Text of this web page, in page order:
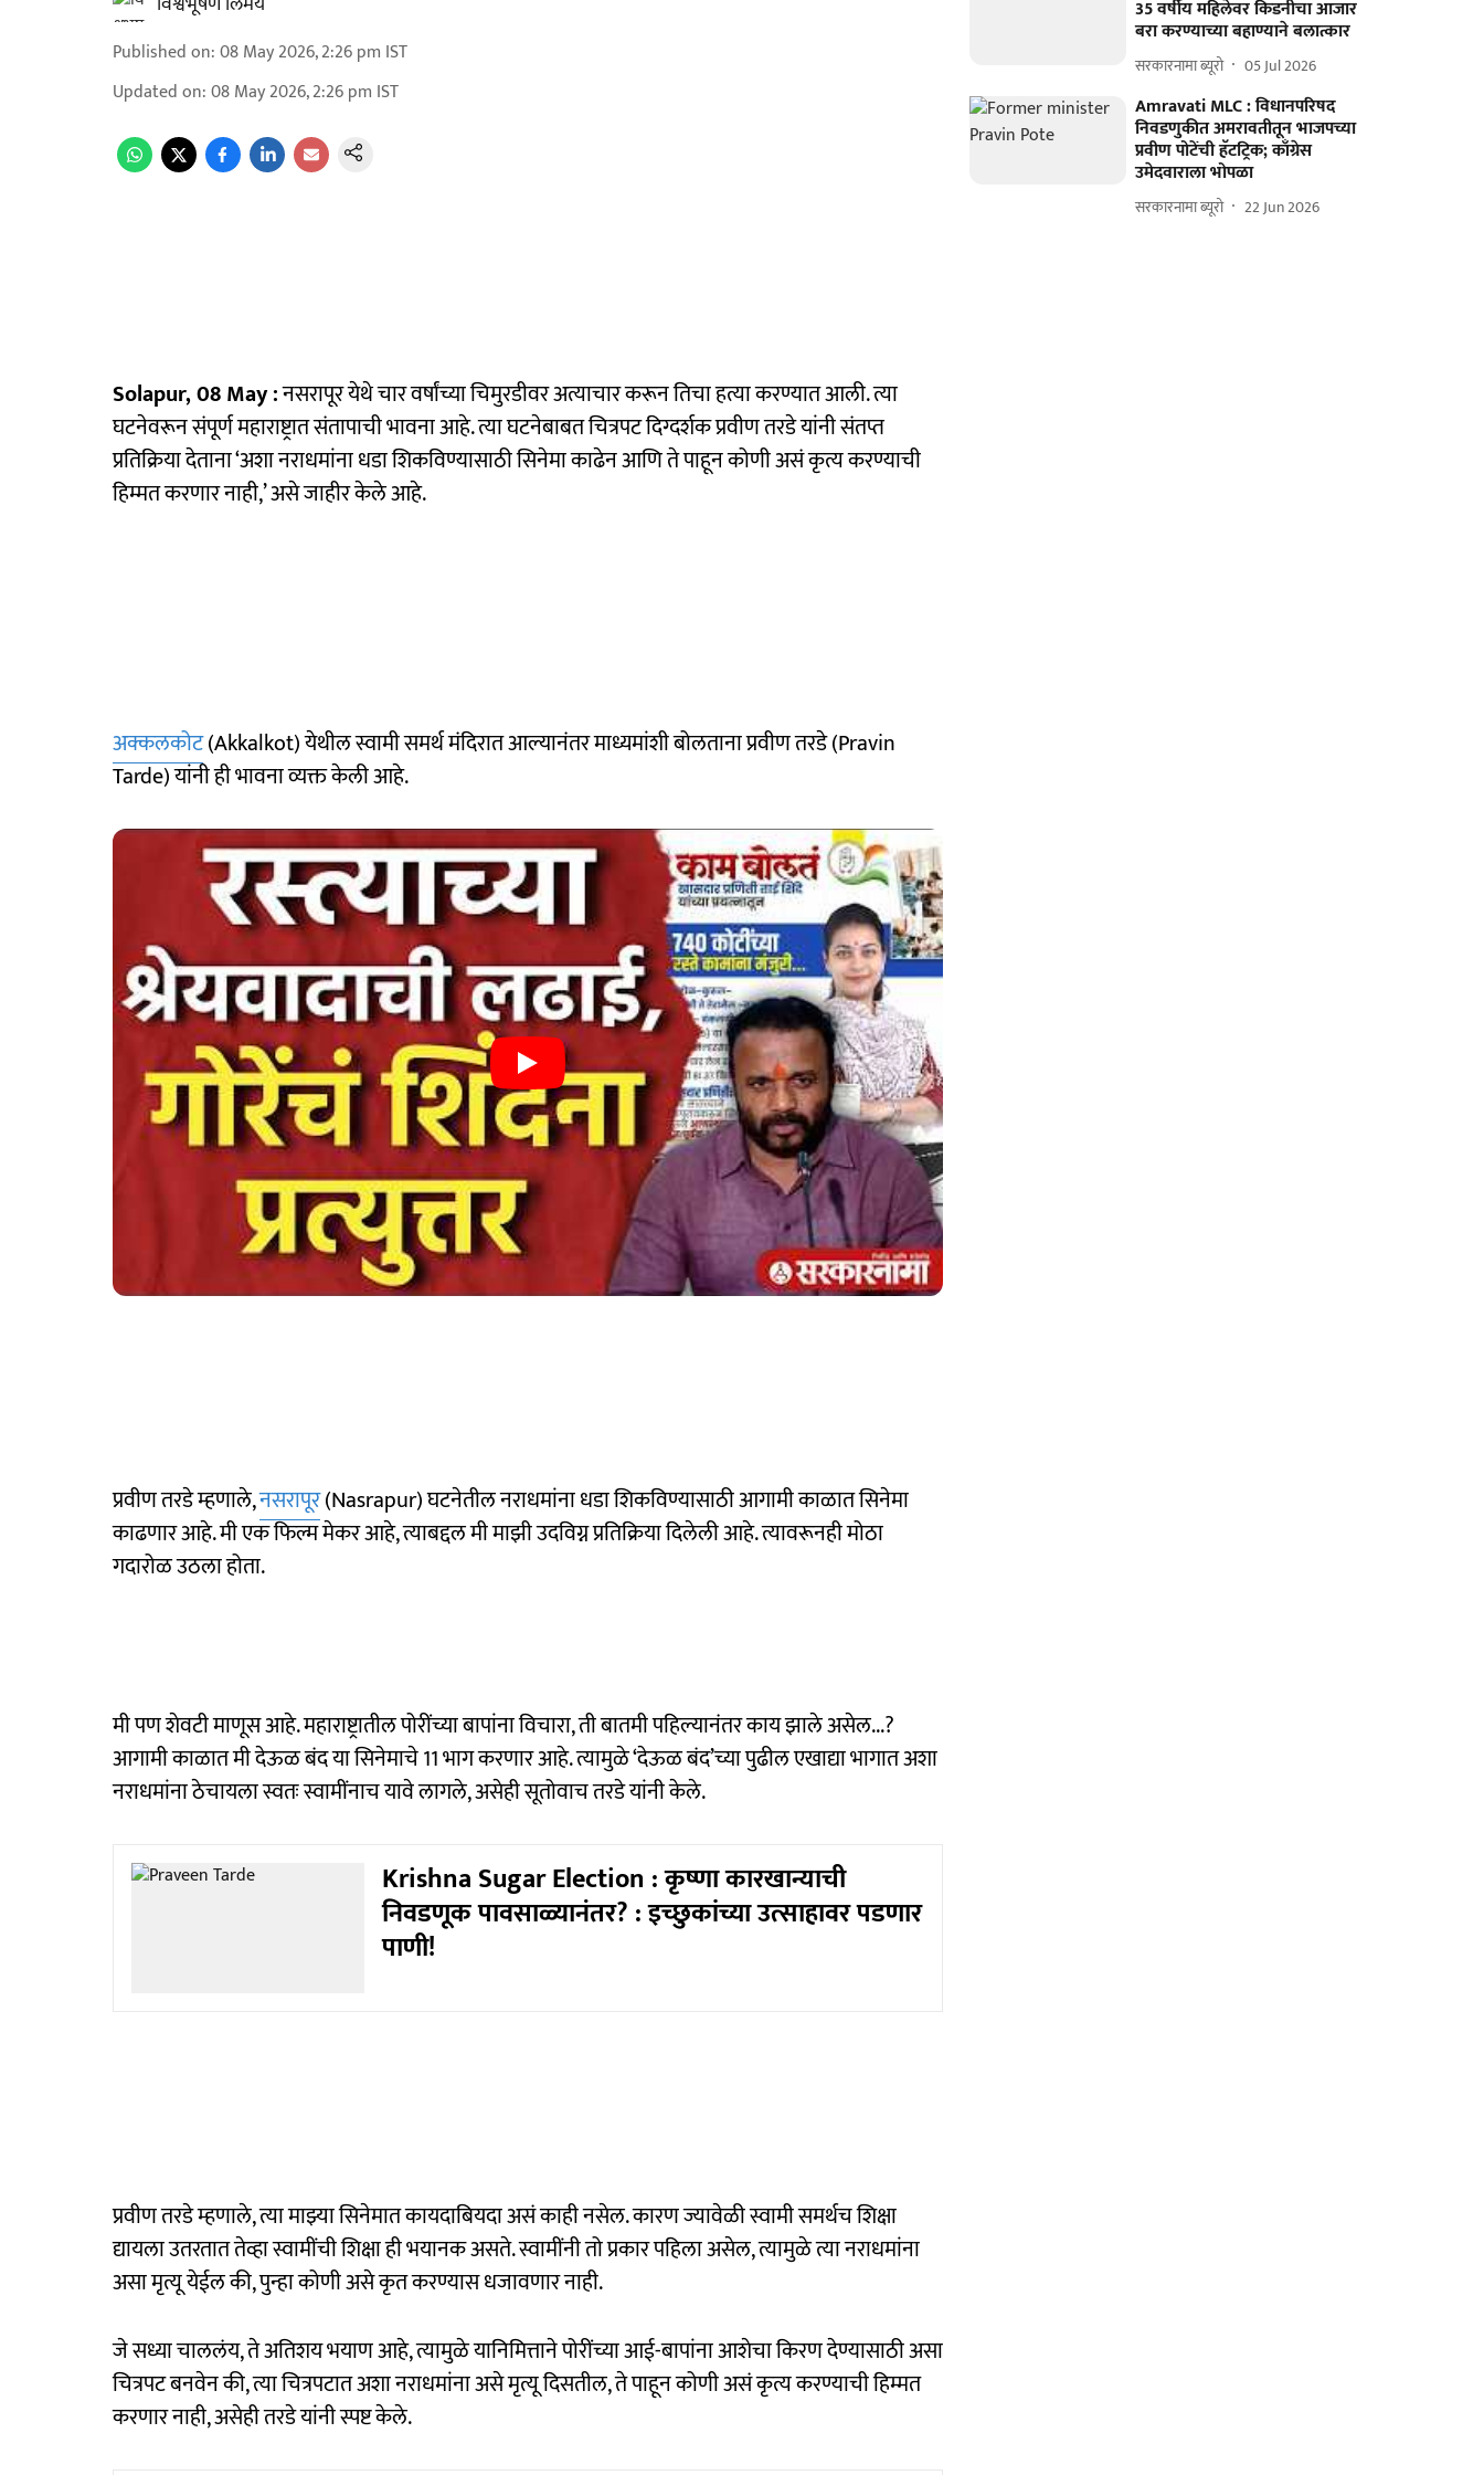
Published on:08 May 2026, 2:26 pm IST
Updated on:08 May 2026, 2:26 pm IST
Solapur, 08 May :नसरापूर येथे चार वर्षांच्या चिमुरडीवर अत्याचार करून तिचा हत्या करण्यात आली. त्या
घटनेवरून संपूर्ण महाराष्ट्रात संतापाची भावना आहे. त्या घटनेबाबत चित्रपट दिग्दर्शक प्रवीण तरडे यांनी संतप्त
प्रतिक्रिया देताना ‘अशा नराधमांना धडा शिकविण्यासाठी सिनेमा काढेन आणि ते पाहून कोणी असं कृत्य करण्याची
हिम्मत करणार नाही,’ असे जाहीर केले आहे.
अक्कलकोट(Akkalkot) येथील स्वामी समर्थ मंदिरात आल्यानंतर माध्यमांशी बोलताना प्रवीण तरडे (Pravin
Tarde) यांनी ही भावना व्यक्त केली आहे.
प्रवीण तरडे म्हणाले,नसरापूर(Nasrapur) घटनेतील नराधमांना धडा शिकविण्यासाठी आगामी काळात सिनेमा
काढणार आहे. मी एक फिल्म मेकर आहे, त्याबद्दल मी माझी उदविग्न प्रतिक्रिया दिलेली आहे. त्यावरूनही मोठा
गदारोळ उठला होता.
मी पण शेवटी माणूस आहे. महाराष्ट्रातील पोरींच्या बापांना विचारा, ती बातमी पहिल्यानंतर काय झाले असेल...?
आगामी काळात मी देऊळ बंद या सिनेमाचे 11 भाग करणार आहे. त्यामुळे ‘देऊळ बंद’च्या पुढील एखाद्या भागात अशा
नराधमांना ठेचायला स्वतः स्वामींनाच यावे लागले, असेही सूतोवाच तरडे यांनी केले.
Krishna Sugar Election : कृष्णा कारखान्याची
निवडणूक पावसाळ्यानंतर? : इच्छुकांच्या उत्साहावर पडणार
पाणी!
प्रवीण तरडे म्हणाले, त्या माझ्या सिनेमात कायदाबियदा असं काही नसेल. कारण ज्यावेळी स्वामी समर्थच शिक्षा
द्यायला उतरतात तेव्हा स्वामींची शिक्षा ही भयानक असते. स्वामींनी तो प्रकार पहिला असेल, त्यामुळे त्या नराधमांना
असा मृत्यू येईल की, पुन्हा कोणी असे कृत करण्यास धजावणार नाही.
जे सध्या चाललंय, ते अतिशय भयाण आहे, त्यामुळे यानिमित्ताने पोरींच्या आई-बापांना आशेचा किरण देण्यासाठी असा
चित्रपट बनवेन की, त्या चित्रपटात अशा नराधमांना असे मृत्यू दिसतील, ते पाहून कोणी असं कृत्य करण्याची हिम्मत
करणार नाही, असेही तरडे यांनी स्पष्ट केले.
35 वर्षीय महिलेवर किडनीचा आजार
बरा करण्याच्या बहाण्याने बलात्कार
सरकारनामा ब्यूरो 05 Jul 2026
Amravati MLC : विधानपरिषद
निवडणुकीत अमरावतीतून भाजपच्या
प्रवीण पोटेंची हॅटट्रिक; काँग्रेस
उमेदवाराला भोपळा
सरकारनामा ब्यूरो 22 Jun 2026